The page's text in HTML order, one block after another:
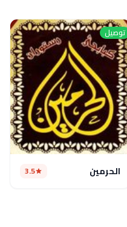
توصيل
الحرمين 3.5